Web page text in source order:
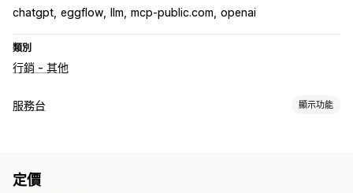
chatgpt eggflow llm mcp-public.com openai
類別
行銷 - 其他
服務台 顯示功能
定價